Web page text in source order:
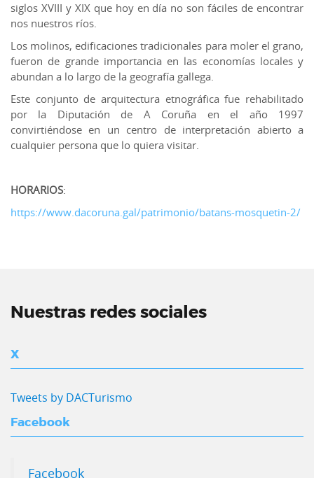
siglos XVIII y XIX que hoy en día no son fáciles de encontrar
nos nuestros ríos.
Los molinos, edificaciones tradicionales para moler el grano,
fueron de grande importancia en las economías locales y
abundan a lo largo de la geografía gallega.
Este conjunto de arquitectura etnográfica fue rehabilitado
por la Diputación de A Coruña en el año 1997
convirtiéndose en un centro de interpretación abierto a
cualquier persona que lo quiera visitar.
HORARIOS:
https://www.dacoruna.gal/patrimonio/batans-mosquetin-2/
Nuestras redes sociales
X
Tweets by DACTurismo
Facebook
Facebook